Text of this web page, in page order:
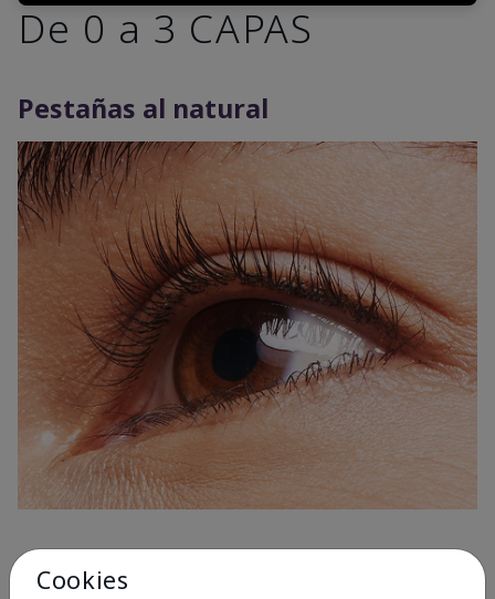
De 0 a 3 CAPAS
Pestañas al natural
1 Capa
Cookies